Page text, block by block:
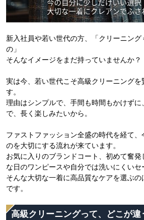
新入社員や若い世代の方、「クリーニン
の」
そんなイメージをまだ持っていませんか？
実は今、若い世代こそ高級クリーニング
す。
理由はシンプルで、手間も時間もかけず
で、長く楽しみたいから。
ファストファッション全盛の時代を経て
のを大切にする流れが来ています。
お気に入りのブランドコート、初めて奮発
な日のワンピースや自分では洗いにくいセ
そんな大切な一着に高品質なケアを選ぶ
です。
高級クリーニングって、どこが違